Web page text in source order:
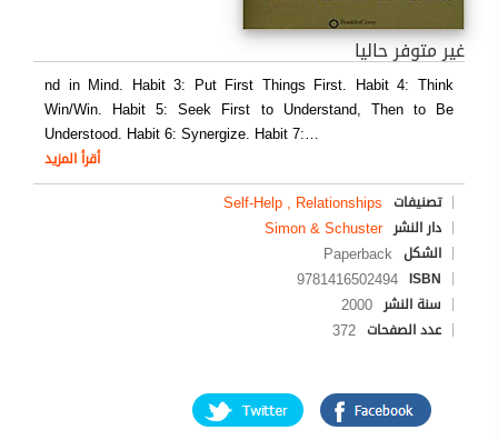
غير متوفر حاليا
nd in Mind. Habit 3: Put First Things First. Habit 4: Think
Win/Win. Habit 5: Seek First to Understand, Then to Be
Understood. Habit 6: Synergize. Habit 7:…
أقرأ المزيد
تصنيفات Self-Help , Relationships
دار النشر Simon & Schuster
الشكل Paperback
ISBN
9781416502494
سنة النشر 2000
عدد الصفحات 372